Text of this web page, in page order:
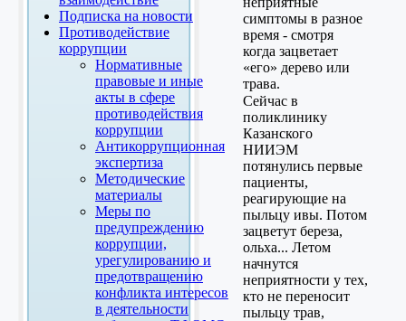
Подписка на новости
Противодействие
коррупции
Нормативные
правовые и иные
акты в сфере
противодействия
коррупции
Антикоррупционная
экспертиза
Методические
материалы
Меры по
предупреждению
коррупции,
урегулированию и
предотвращению
конфликта интересов
в деятельности
симптомы в разное
время - смотря
когда зацветает
«его» дерево или
трава.
Сейчас в
поликлинику
Казанского
НИИЭМ
потянулись первые
пациенты,
реагирующие на
пыльцу ивы. Потом
зацветут береза,
ольха... Летом
начнутся
неприятности у тех,
кто не переносит
пыльцу трав,